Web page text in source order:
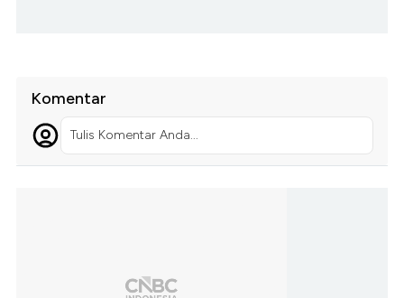
Komentar
Tulis Komentar Anda...